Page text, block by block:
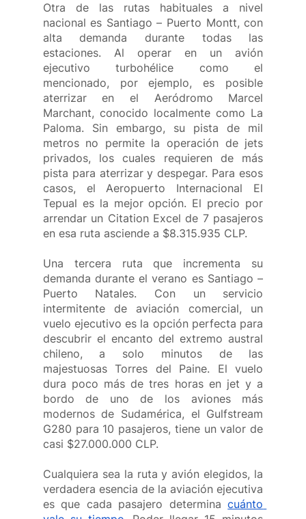
Otra de las rutas habituales a nivel
nacional es Santiago – Puerto Montt, con
alta demanda durante todas las
estaciones. Al operar en un avión
ejecutivo turbohélice como el
mencionado, por ejemplo, es posible
aterrizar en el Aeródromo Marcel
Marchant, conocido localmente como La
Paloma. Sin embargo, su pista de mil
metros no permite la operación de jets
privados, los cuales requieren de más
pista para aterrizar y despegar. Para esos
casos, el Aeropuerto Internacional El
Tepual es la mejor opción. El precio por
arrendar un Citation Excel de 7 pasajeros
en esa ruta asciende a $8.315.935 CLP.
Una tercera ruta que incrementa su
demanda durante el verano es Santiago –
Puerto Natales. Con un servicio
intermitente de aviación comercial, un
vuelo ejecutivo es la opción perfecta para
descubrir el encanto del extremo austral
chileno, a solo minutos de las
majestuosas Torres del Paine. El vuelo
dura poco más de tres horas en jet y a
bordo de uno de los aviones más
modernos de Sudamérica, el Gulfstream
G280 para 10 pasajeros, tiene un valor de
casi $27.000.000 CLP.
Cualquiera sea la ruta y avión elegidos, la
verdadera esencia de la aviación ejecutiva
es que cada pasajero determina cuánto